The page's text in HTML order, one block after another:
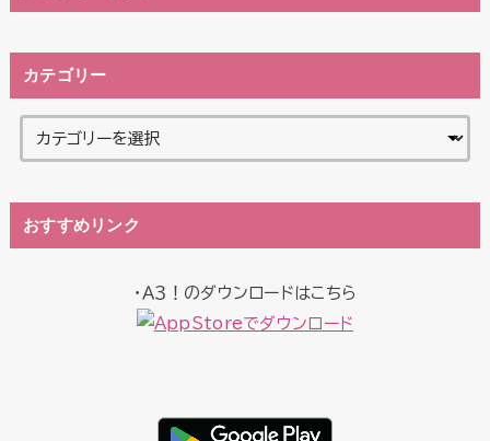
カテゴリー
おすすめリンク
・Ａ３！のダウンロードはこちら